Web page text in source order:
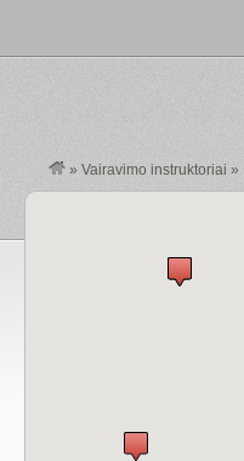
» Vairavimo instruktoriai »